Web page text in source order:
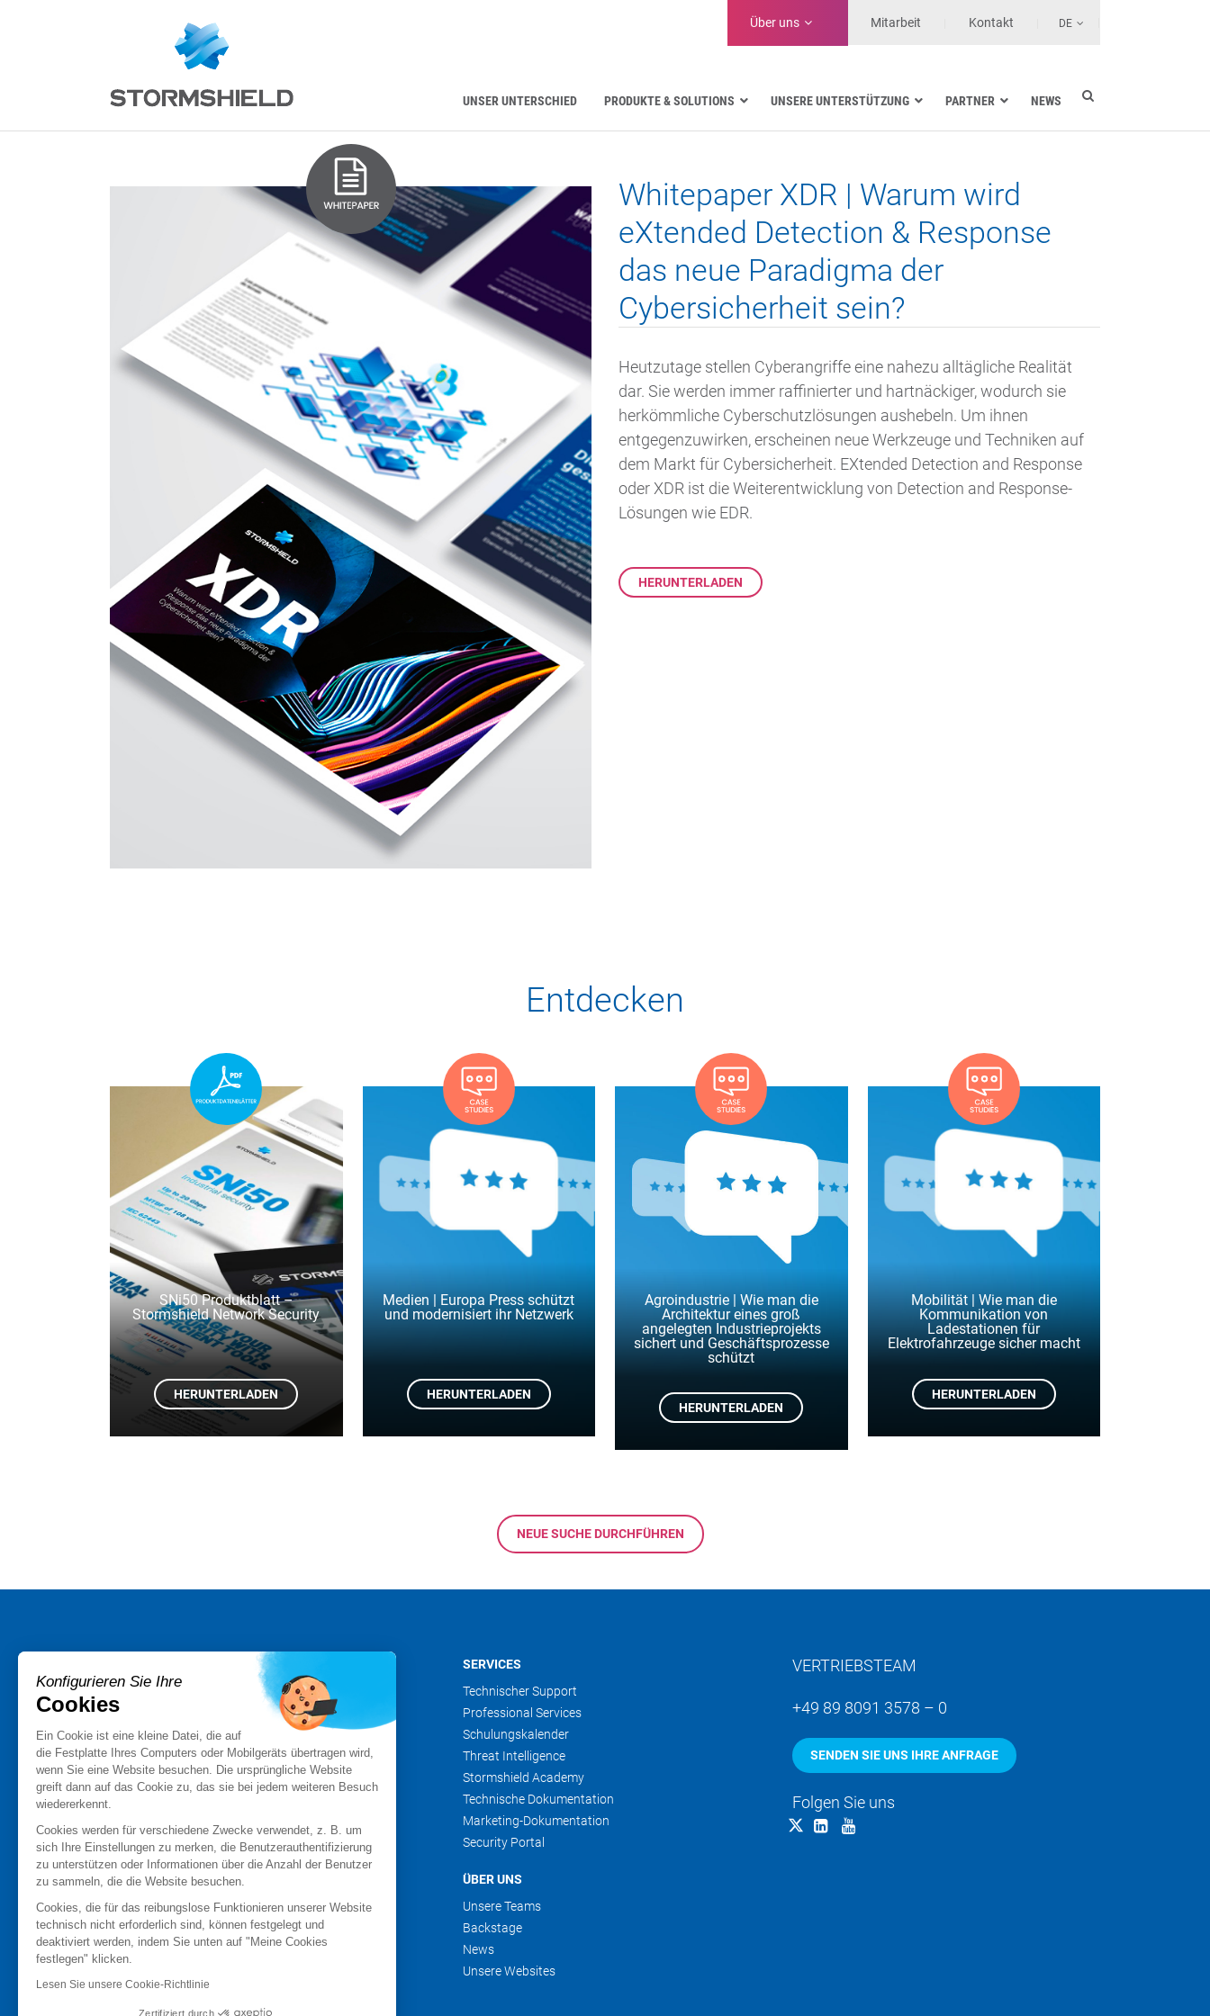
Über uns Mitarbeit Kontakt DE
UNSER UNTERSCHIED PRODUKTE & SOLUTIONS
Kritische Kommunikation
Verteidigung und Militär
Wasserversorgung
Logistik
Gesundheit
Landtransporte
Services-Anbieter
UNSERE UNTERSTÜTZUNG PARTNER NEWS
Whitepaper XDR | Warum wird
eXtended Detection & Response
das neue Paradigma der
Cybersicherheit sein?
Heutzutage stellen Cyberangriffe eine nahezu alltägliche Realität
dar. Sie werden immer raffinierter und hartnäckiger, wodurch sie
herkömmliche Cyberschutzlösungen aushebeln. Um ihnen
entgegenzuwirken, erscheinen neue Werkzeuge und Techniken auf
dem Markt für Cybersicherheit. EXtended Detection and Response
oder XDR ist die Weiterentwicklung von Detection and Response-
Lösungen wie EDR.
HERUNTERLADEN
Entdecken
SNi50 Produktblatt –
Stormshield Network Security
HERUNTERLADEN
Medien | Europa Press schützt
und modernisiert ihr Netzwerk
HERUNTERLADEN
Agroindustrie | Wie man die
Architektur eines groß
angelegten Industrieprojekts
sichert und Geschäftsprozesse
schützt
HERUNTERLADEN
Mobilität | Wie man die
Kommunikation von
Ladestationen für
Elektrofahrzeuge sicher macht
HERUNTERLADEN
NEUE SUCHE DURCHFÜHREN
Stormshield XDR
Stormshield Network Security
Stormshield Endpoint Security
Stormshield Data Security
Stormshield Log Supervisor
Produktdatenblätter
Case studies
Advisories Stormshield
PARTNER
Partner finden
MyStormshield
SERVICES
Technischer Support
Professional Services
Schulungskalender
Threat Intelligence
Stormshield Academy
Technische Dokumentation
Marketing-Dokumentation
Security Portal
ÜBER UNS
Unsere Teams
Backstage
News
Unsere Websites
VERTRIEBSTEAM
+49 89 8091 3578 – 0
SENDEN SIE UNS IHRE ANFRAGE
Folgen Sie uns
Konfigurieren Sie Ihre
Cookies
Ein Cookie ist eine kleine Datei, die auf
die Festplatte Ihres Computers oder Mobilgeräts übertragen wird,
wenn Sie eine Website besuchen. Die ursprüngliche Website
greift dann auf das Cookie zu, das sie bei jedem weiteren Besuch
wiedererkennt.
Cookies werden für verschiedene Zwecke verwendet, z. B. um
sich Ihre Einstellungen zu merken, die Benutzerauthentifizierung
zu unterstützen oder Informationen über die Anzahl der Benutzer
zu sammeln, die die Website besuchen.
Cookies, die für das reibungslose Funktionieren unserer Website
technisch nicht erforderlich sind, können festgelegt und
deaktiviert werden, indem Sie unten auf "Meine Cookies
festlegen" klicken.
Lesen Sie unsere Cookie-Richtlinie
Zertifiziert durch